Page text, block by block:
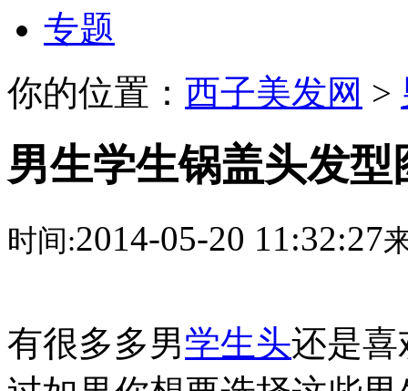
专题
你的位置： 西子美发网 >
男生学生锅盖头发型
时间:2014-05-20 11:32:27
有很多多男学生头还是喜